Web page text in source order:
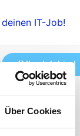
Über Cookies
IT-Job!
Security
Ihr Job hier!